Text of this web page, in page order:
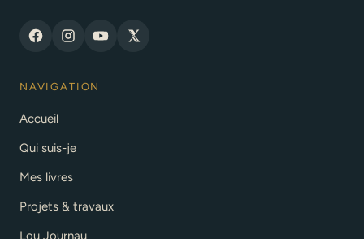
NAVIGATION
Accueil
Qui suis-je
Mes livres
Projets & travaux
Lou Journau